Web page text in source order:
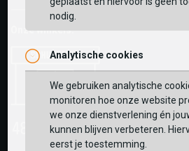
Onze winkels:
nodig.
Analytische cookies
We gebruiken analytische
monitoren hoe onze website
we onze dienstverlening én
kunnen blijven verbeteren.
eerst je toestemming.